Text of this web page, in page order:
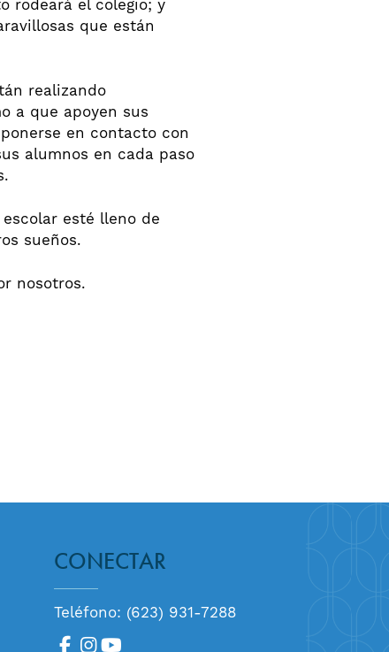
rodeará el colegio; y
que están
realizando
a que apoyen sus
en contacto con
alumnos en cada paso
esté lleno de
sueños.
nosotros.
CONECTAR
Teléfono: (623) 931-7288